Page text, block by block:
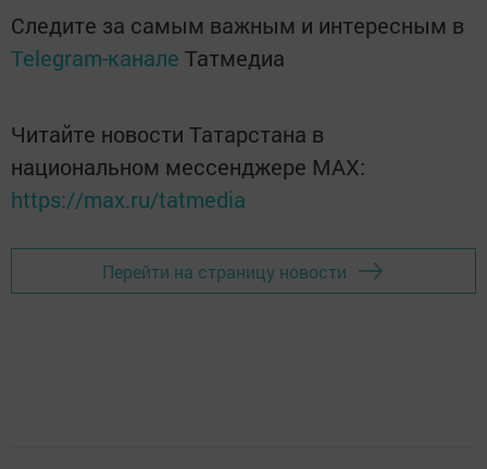
Следите за самым важным и интересным в
Telegram-канале Татмедиа
Читайте новости Татарстана в
национальном мессенджере MАХ:
https://max.ru/tatmedia
Перейти на страницу новости